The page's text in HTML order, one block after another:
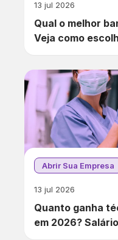
13 jul 2026
Qual o melhor
Veja como
Abrir Sua Empresa
13 jul 2026
Quanto ganha
em 2026?